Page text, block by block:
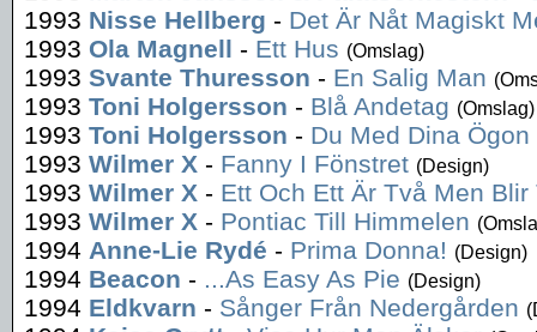
1993 Nisse Hellberg - Det Är Nåt Magiskt
1993 Ola Magnell - Ett Hus (Omslag)
1993 Svante Thuresson - En Salig Man
1993 Toni Holgersson - Blå Andetag (Omslag)
1993 Toni Holgersson - Du Med Dina Ögon
1993 Wilmer X - Fanny I Fönstret (Design)
1993 Wilmer X - Ett Och Ett Är Två Men
1993 Wilmer X - Pontiac Till Himmelen
1994 Anne-Lie Rydé - Prima Donna! (Design)
1994 Beacon - ...As Easy As Pie (Design)
1994 Eldkvarn - Sånger Från Nedergården